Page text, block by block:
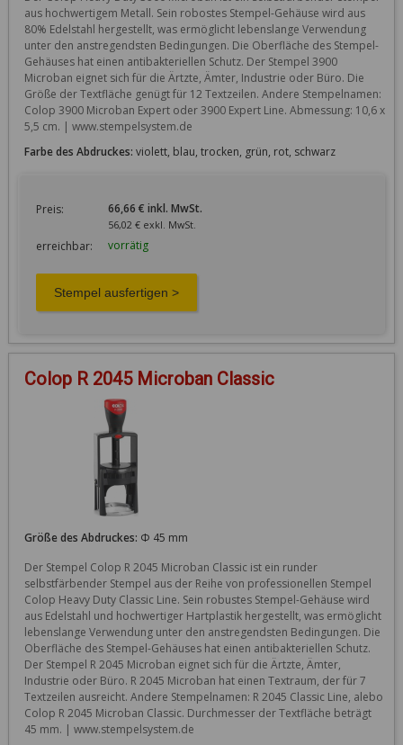
aus hochwertigem Metall. Sein robostes Stempel-Gehäuse wird aus
80% Edelstahl hergestellt, was ermöglicht lebenslange Verwendung
unter den anstregendsten Bedingungen. Die Oberfläche des Stempel-
Gehäuses hat einen antibakteriellen Schutz. Der Stempel 3900
Microban eignet sich für die Ärtzte, Ämter, Industrie oder Büro. Die
Größe der Textfläche genügt für 12 Textzeilen. Andere Stempelnamen:
Colop 3900 Microban Expert oder 3900 Expert Line. Abmessung: 10,6 x
5,5 cm. | www.stempelsystem.de
Farbe des Abdruckes: violett, blau, trocken, grün, rot, schwarz
Preis: 66,66 € inkl. MwSt.
56,02 € exkl. MwSt.
erreichbar: vorrätig
Colop R 2045 Microban Classic
Größe des Abdruckes: Φ 45 mm
Der Stempel Colop R 2045 Microban Classic ist ein runder
selbstfärbender Stempel aus der Reihe von professionellen Stempel
Colop Heavy Duty Classic Line. Sein robustes Stempel-Gehäuse wird
aus Edelstahl und hochwertiger Hartplastik hergestellt, was ermöglicht
lebenslange Verwendung unter den anstregendsten Bedingungen. Die
Oberfläche des Stempel-Gehäuses hat einen antibakteriellen Schutz.
Der Stempel R 2045 Microban eignet sich für die Ärtzte, Ämter,
Industrie oder Büro. R 2045 Microban hat einen Textraum, der für 7
Textzeilen ausreicht. Andere Stempelnamen: R 2045 Classic Line, alebo
Colop R 2045 Microban Classic. Durchmesser der Textfläche beträgt
45 mm. | www.stempelsystem.de